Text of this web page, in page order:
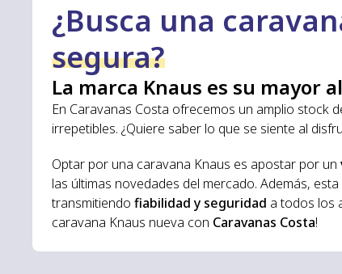
¿Busca una
segura?
La marca Knaus es su mayor
En Caravanas Costa ofrecemos un amplio stock
irrepetibles. ¿Quiere saber lo que se siente al
Optar por una caravana Knaus es apostar por un
las últimas novedades del mercado. Además,
transmitiendofiabilidad y seguridad a todos los
caravana Knaus nueva con Caravanas Costa!